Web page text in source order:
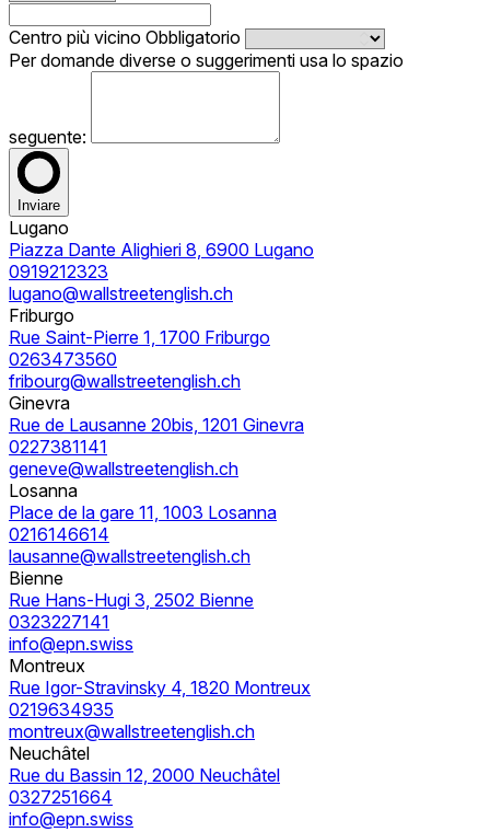
Centro più vicino Obbligatorio
Per domande diverse o suggerimenti usa lo spazio
seguente:
Inviare
Lugano
Piazza Dante Alighieri 8, 6900 Lugano
0919212323
lugano@wallstreetenglish.ch
Friburgo
Rue Saint-Pierre 1, 1700 Friburgo
0263473560
fribourg@wallstreetenglish.ch
Ginevra
Rue de Lausanne 20bis, 1201 Ginevra
0227381141
geneve@wallstreetenglish.ch
Losanna
Place de la gare 11, 1003 Losanna
0216146614
lausanne@wallstreetenglish.ch
Bienne
Rue Hans-Hugi 3, 2502 Bienne
0323227141
info@epn.swiss
Montreux
Rue Igor-Stravinsky 4, 1820 Montreux
0219634935
montreux@wallstreetenglish.ch
Neuchâtel
Rue du Bassin 12, 2000 Neuchâtel
0327251664
info@epn.swiss